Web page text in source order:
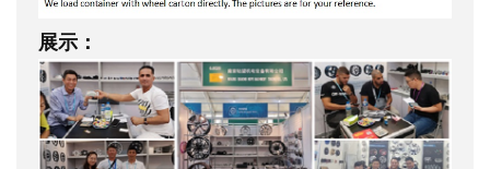
展示：